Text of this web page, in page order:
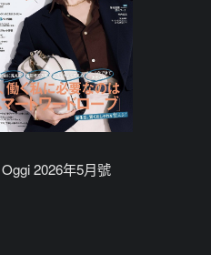
Oggi 2026年5月號